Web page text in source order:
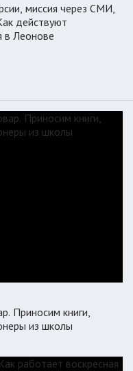
миссия через СМИ,
действуют
в Леонове
Приносим книги,
из школы